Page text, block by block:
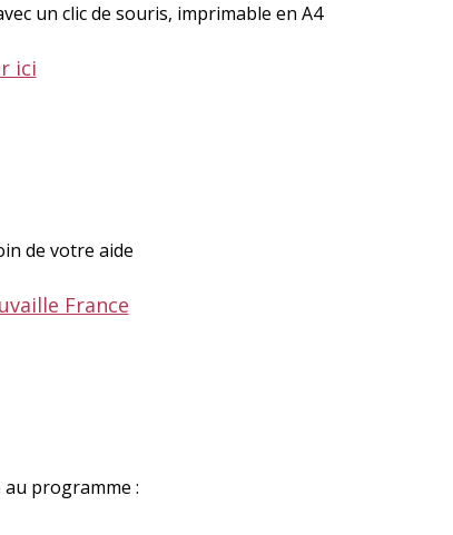
un clic de souris, imprimable en A4
ici
de votre aide
France
programme :